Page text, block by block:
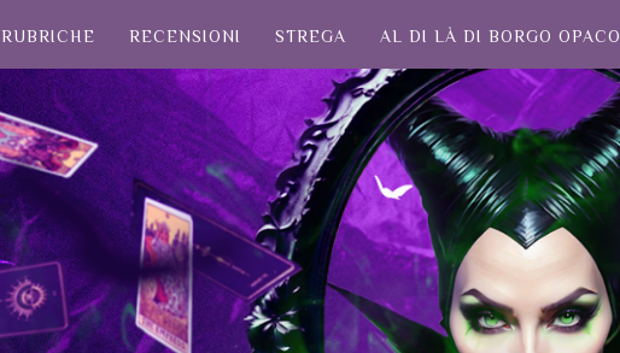
RUBRICHE RECENSIONI STREGA AL DI LÀ DI BORGO OPACO